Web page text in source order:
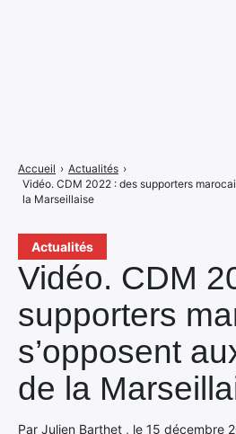
Actualités
Vidéo. CDM
supporters
s’opposent
de la
Par Julien Barthet , le 15 décembre
Accueil › Actualités ›
Vidéo. CDM 2022 : des supporters
la Marseillaise